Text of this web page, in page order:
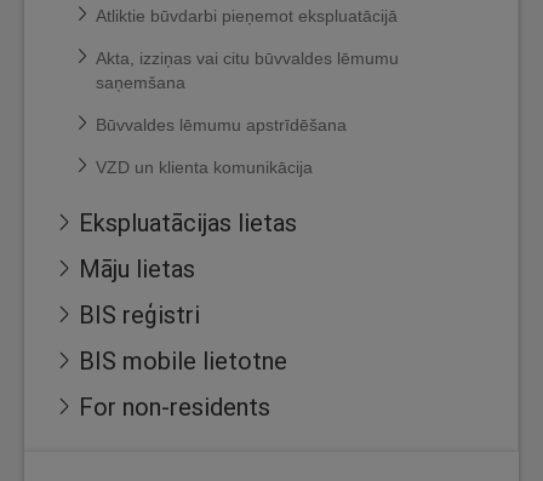
Atliktie būvdarbi pieņemot ekspluatācijā
Akta, izziņas vai citu būvvaldes lēmumu
saņemšana
Būvvaldes lēmumu apstrīdēšana
VZD un klienta komunikācija
Ekspluatācijas lietas
Māju lietas
BIS reģistri
BIS mobile lietotne
For non-residents